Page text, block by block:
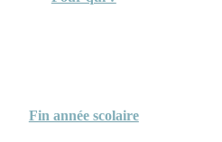
Fin année scolaire